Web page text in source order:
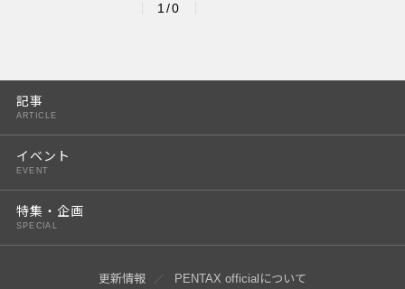
2026/11
2027/01
2027/03
1/0
記事
ARTICLE
イベント
EVENT
特集・企画
SPECIAL
更新情報 PENTAX officialについて